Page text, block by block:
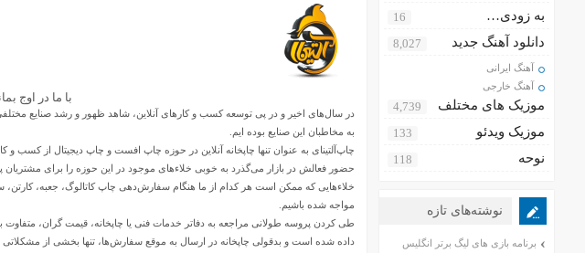
با ما در اوج
در سال‌های اخیر و در پی توسعه کسب و کارهای آنلاین، شاهد ظهور و رشد صنایع
به مخاطبان این صنایع بوده ایم.
حضور فعالش در بازار می‌گذرد به خوبی خلاء‌های موجود در این حوزه را برای مشتریان
خلاء‌هایی که ممکن است هر کدام از ما هنگام سفارش‌دهی چاپ کاتالوگ، جعبه،
مواجه شده باشیم.
طی کردن پروسه طولانی مراجعه به دفاتر خدمات فنی یا چاپخانه، قیمت گران، متفاوت
داده شده است و بدقولی چاپخانه در ارسال به موقع سفارش‌ها، تنها بخشی از
به زودی… 16
دانلود آهنگ جدید 8,027
آهنگ ایرانی
آهنگ خارجی
موزیک های مختلف 4,739
موزیک ویدئو 133
نوحه 118
نوشته‌های تازه
برنامه بازی های لیگ برتر انگلیس